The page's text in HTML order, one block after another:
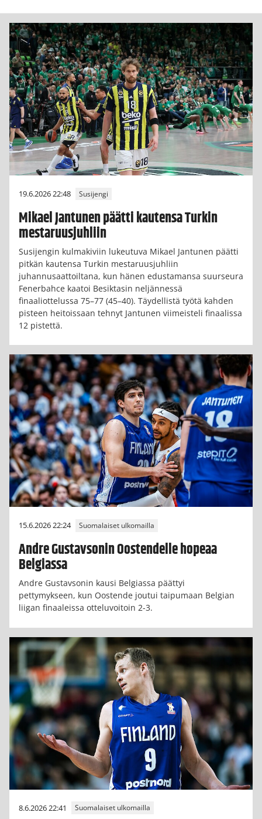
19.6.2026 22:48 Susijengi
Mikael Jantunen päätti kautensa Turkin
mestaruusjuhliin
Susijengin kulmakiviin lukeutuva Mikael Jantunen päätti
pitkän kautensa Turkin mestaruusjuhliin
juhannusaattoiltana, kun hänen edustamansa suurseura
Fenerbahce kaatoi Besiktasin neljännessä
finaaliottelussa 75–77 (45–40). Täydellistä työtä kahden
pisteen heitoissaan tehnyt Jantunen viimeisteli finaalissa
12 pistettä.
15.6.2026 22:24 Suomalaiset ulkomailla
Andre Gustavsonin Oostendelle hopeaa
Belgiassa
Andre Gustavsonin kausi Belgiassa päättyi
pettymykseen, kun Oostende joutui taipumaan Belgian
liigan finaaleissa otteluvoitoin 2-3.
8.6.2026 22:41 Suomalaiset ulkomailla